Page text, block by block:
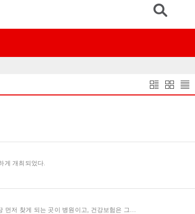
게 개최되었다.
먼저 찾게 되는 곳이 병원이고, 건강보험은 그…